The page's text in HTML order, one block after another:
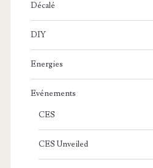
Décalé
DIY
Energies
Evénements
CES
CES Unveiled